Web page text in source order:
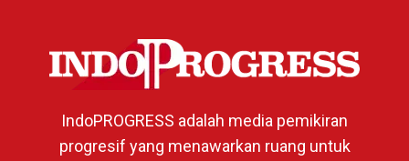
IndoPROGRESS adalah media pemikiran
progresif yang menawarkan ruang untuk